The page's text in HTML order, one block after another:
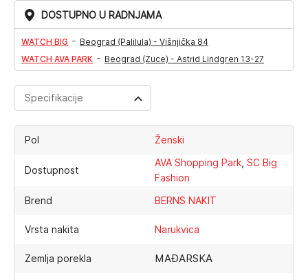
DOSTUPNO U RADNJAMA
WATCH BIG - Beograd (Palilula) - Višnjička 84
WATCH AVA PARK - Beograd (Zuce) - Astrid Lindgren 13-27
Specifikacije
Pol Ženski
Dostupnost
AVA Shopping Park, SC Big
Fashion
Brend BERNS NAKIT
Vrsta nakita Narukvica
Zemlja porekla MAĐARSKA